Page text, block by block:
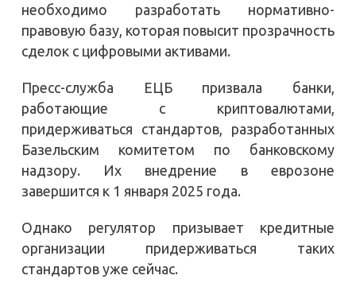
необходимо разработать нормативно-
правовую базу, которая повысит прозрачность
сделок с цифровыми активами.
Пресс-служба ЕЦБ призвала банки,
работающие с криптовалютами,
придерживаться стандартов, разработанных
Базельским комитетом по банковскому
надзору. Их внедрение в еврозоне
завершится к 1 января 2025 года.
Однако регулятор призывает кредитные
организации придерживаться таких
стандартов уже сейчас.